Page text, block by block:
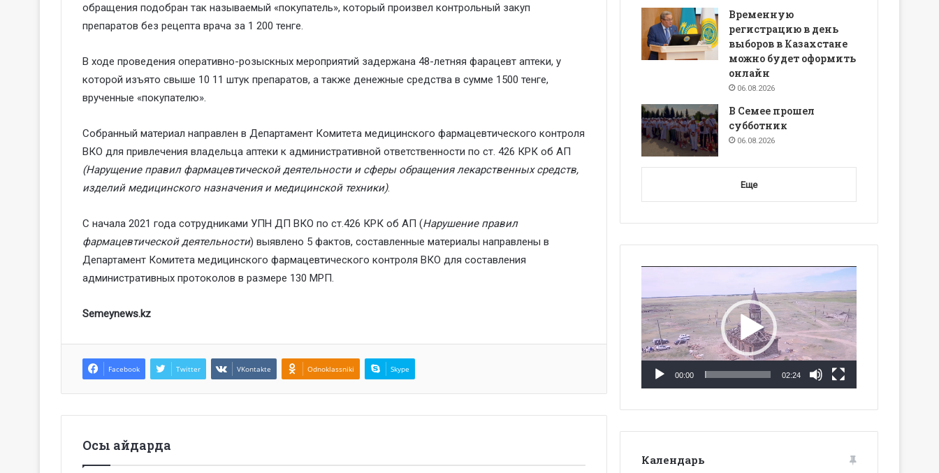
обращения подобран так называемый «покупатель», который произвел контрольный закуп
препаратов без рецепта врача за 1 200 тенге.
В ходе проведения оперативно-розыскных мероприятий задержана 48-летняя фарацевт аптеки, у
которой изъято свыше 10 11 штук препаратов, а также денежные средства в сумме 1500 тенге,
врученные «покупателю».
Собранный материал направлен в Департамент Комитета медицинского фармацевтического контроля
ВКО для привлечения владельца аптеки к административной ответственности по ст. 426 КРК об АП
(Нарущение правил фармацевтической деятельности и сферы обращения лекарственных средств,
изделий медицинского назначения и медицинской техники).
С начала 2021 года сотрудниками УПН ДП ВКО по ст.426 КРК об АП (Нарушение правил
фармацевтической деятельности) выявлено 5 фактов, составленные материалы направлены в
Департамент Комитета медицинского фармацевтического контроля ВКО для составления
административных протоколов в размере 130 МРП.
Semeynews.kz
Facebook Twitter VKontakte Odnoklassniki Skype
Осы айдарда
Временную
регистрацию в день
выборов в Казахстане
можно будет оформить
онлайн
06.08.2026
В Семее прошел
субботник
06.08.2026
Еще
00:00 02:24
Календарь